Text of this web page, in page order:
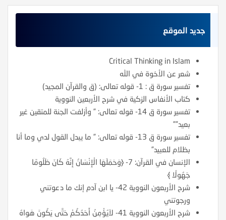
جديد الموقع
Critical Thinking in Islam
شعر عن الأخوة في الله
تفسير سورة ق : 1- قوله تعالى: (ق والقرآن المجيد)
كتاب الأنفاس الزكية في شرح الأربعين النووية
تفسير سورة ق 14- قوله تعالى: ” وأزلفت الجنة للمتقين غير
بعيد””
تفسير سورة ق 13- قوله تعالى: ” ما يبدل القول لدي وما أنا
بظلام للعبيد”
الإنسان في القرآن: 7- ﴿وَحَمَلَهَا الْإِنْسَانُ إِنَّهُ كَانَ ظَلُومًا
جَهُولًا ﴾
شرح الأربعون النووية 42- يا ابن آدم إنك ما دعوتني
ورجوتني
شرح الأربعون النووية 41- لاَيُؤْمِنُ أَحَدُكُمْ حَتَّى يَكُونَ هَواهُ